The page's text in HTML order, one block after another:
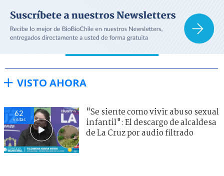
VISTO AHORA
62
visitas
"Se siente como vivir abuso sexual
infantil": El descargo de alcaldesa
de La Cruz por audio filtrado